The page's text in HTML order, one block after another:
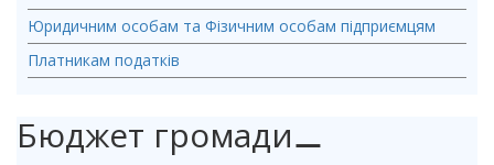
Юридичним особам та Фізичним особам підприємцям
Платникам податків
Бюджет громади⚊